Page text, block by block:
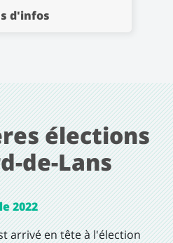
d'infos
élections
de-Lans
2022
arrivé en tête à l'élection